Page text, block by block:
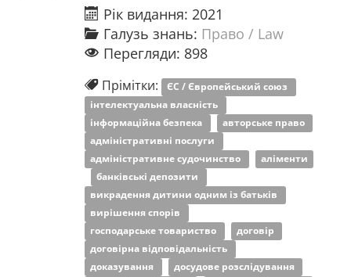
Рік видання: 2021
Галузь знань: Право / Law
Перегляди: 898
Прімітки: ЄС / Європейський союз
інтелектуальна власність
інформаційна безпека
авторське право
адміністративні послуги
адміністративне судочинство
аліменти
банківські депозити
викрадення дитини одним із батьків
вирішення спорів
господарське товариство
договір
договірна відповідальність
доказування
досудове розслідування